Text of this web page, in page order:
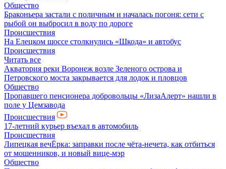
Общество
Браконьера застали с поличным и началась погоня: сети с
рыбой он выбросил в воду по дороге
Происшествия
На Елецком шоссе столкнулись «Шкода» и автобус
Происшествия
Читать все
Акватория реки Воронеж возле Зеленого острова и
Петровского моста закрывается для лодок и пловцов
Общество
Пропавшего пенсионера добровольцы «ЛизаАлерт» нашли в
поле у Цемзавода
Происшествия
17-летний курьер въехал в автомобиль
Происшествия
Липецкая вечЁрка: заправки после чёта-нечета, как отбиться
от мошенников, и новый вице-мэр
Общество